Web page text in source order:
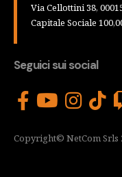
Via Cellottini 38,
Capitale Sociale
Seguici sui social
Copyright© NetCom Srls